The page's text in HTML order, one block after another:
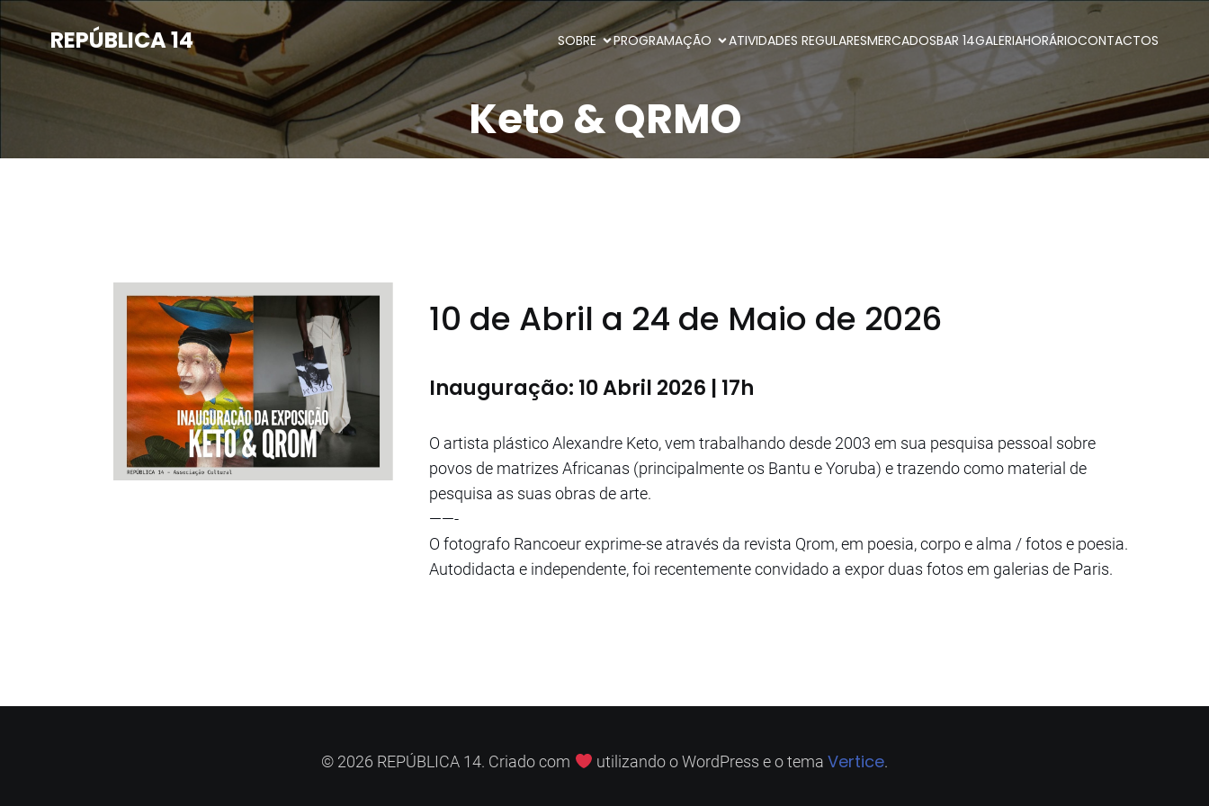
Saltar
para
o
conteúdo
REPÚBLICA 14 SOBRE PROGRAMAÇÃO ATIVIDADES REGULARESMERCADOSBAR 14GALERIAHORÁRIOCONTACTOS
Keto & QRMO
10 de Abril a 24 de Maio de 2026
Inauguração: 10 Abril 2026 | 17h
O artista plástico Alexandre Keto, vem trabalhando desde 2003 em sua pesquisa pessoal sobre
povos de matrizes Africanas (principalmente os Bantu e Yoruba) e trazendo como material de
pesquisa as suas obras de arte.
——-
O fotografo Rancoeur exprime-se através da revista Qrom, em poesia, corpo e alma / fotos e poesia.
Autodidacta e independente, foi recentemente convidado a expor duas fotos em galerias de Paris.
© 2026 REPÚBLICA 14. Criado com utilizando o WordPress e o tema Vertice.